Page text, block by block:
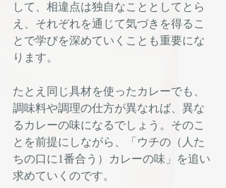
して、相違点は独自なこととしてとら
え、それぞれを通じて気づきを得るこ
とで学びを深めていくことも重要にな
ります。
たとえ同じ具材を使ったカレーでも、
調味料や調理の仕方が異なれば、異な
るカレーの味になるでしょう。そのこ
とを前提にしながら、「ウチの（人た
ちの口に1番合う）カレーの味」を追い
求めていくのです。